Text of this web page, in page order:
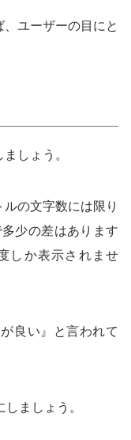
ユーザーの目にと
しょう。
の文字数には限り
少の差はあります
しか表示されませ
良い』と言われて
ましょう。